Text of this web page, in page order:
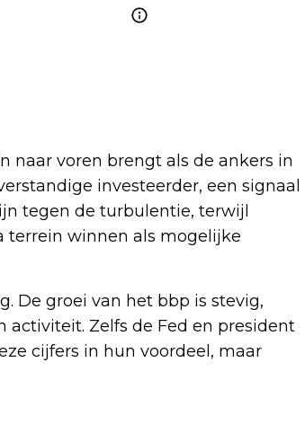
naar voren brengt als de ankers in
investeerder, een signaal
tegen de turbulentie, terwijl
terrein winnen als mogelijke
De groei van het bbp is stevig,
Zelfs de Fed en president
cijfers in hun voordeel, maar